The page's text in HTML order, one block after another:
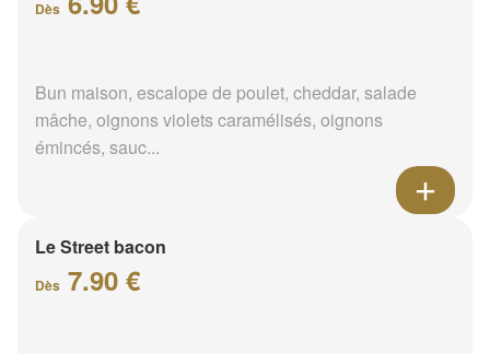
Dès
Bun maison, escalope de poulet, cheddar, salade
mâche, oignons violets caramélisés, oignons
émincés, sauc...
Le Street bacon
Dès 7.90 €